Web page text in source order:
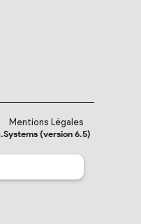
Mentions Légales
(version 6.5)